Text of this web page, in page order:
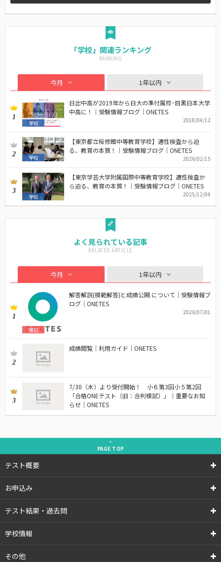
「学校」関連ランキング
今月 1年以内
1
学校
日出中高が2019年から日大の準付属校･目黒日本大学
中高に！｜受験情報ブログ｜ONETES
2018/04/12
2 学校
【東京都立桜修館中等教育学校】適性検査から迫
る、教育の本質！｜受験情報ブログ｜ONETES
2026/02/15
3
学校
【東京学芸大学附属国際中等教育学校】適性検査か
ら迫る、教育の本質！｜受験情報ブログ｜ONETES
2025/12/04
よく見られている記事
今月 1年以内
1
模試
解答解説(模範解答)と成績公開 について｜受験情報ブ
ログ｜ONETES
2026/07/01
2
成績閲覧｜利用ガイド｜ONETES
3
7/30（木）より受付開始！ 小６第3回小５第2回
「合格ONEテスト（旧：合判模試）」｜重要なお知
らせ｜ONETES
PAGE TOP
テスト概要
お申込み
テスト結果・過去問
学校情報
その他